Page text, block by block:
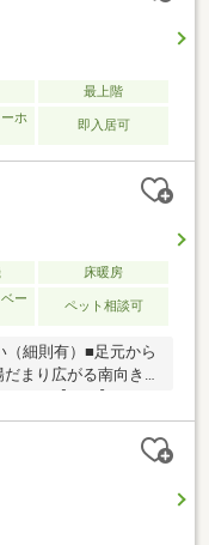
最上階
ホ
即入居可
床暖房
ー
ペット相談可
細則有）■足元から
まり広がる南向きバ
テリア】と【エクス
、この充実度で変わ
できその代金を住宅
ービスそれがやどか
ンニング竹山のイチ
放送■やりとり不要
タンから最短２分